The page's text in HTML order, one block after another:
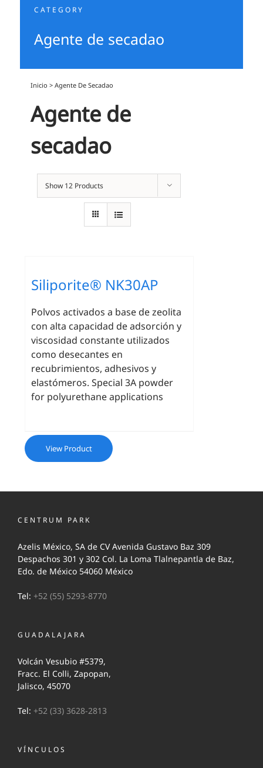
CATEGORY
Agente de secadao
Inicio >Agente De Secadao
Agente de
secadao
Show 12 Products
Siliporite® NK30AP
Polvos activados a base de zeolita
con alta capacidad de adsorción y
viscosidad constante utilizados
como desecantes en
recubrimientos, adhesivos y
elastómeros. Special 3A powder
for polyurethane applications
View Product
CENTRUM PARK
Azelis México, SA de CV Avenida Gustavo Baz 309
Despachos 301 y 302 Col. La Loma Tlalnepantla de Baz,
Edo. de México 54060 México
Tel: +52 (55) 5293-8770
GUADALAJARA
Volcán Vesubio #5379,
Fracc. El Colli, Zapopan,
Jalisco, 45070
Tel: +52 (33) 3628-2813
VÍNCULOS